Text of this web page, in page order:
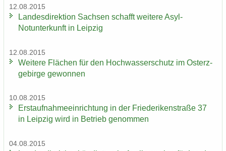
12.08.2015
Lan­des­di­rek­ti­on Sach­sen schafft wei­te­re Asyl-​
Notunterkunft in Leip­zig
12.08.2015
Wei­te­re Flä­chen für den Hoch­was­ser­schutz im Ost­erz­
ge­bir­ge ge­won­nen
10.08.2015
Erst­auf­nah­me­ein­rich­tung in der Frie­de­ri­ken­stra­ße 37
in Leip­zig wird in Be­trieb ge­nom­men
04.08.2015